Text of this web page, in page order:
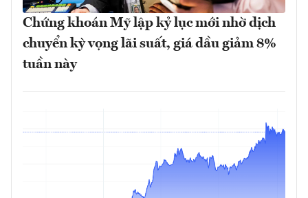
Chứng khoán Mỹ lập kỷ lục mới nhờ dịch
chuyển kỳ vọng lãi suất, giá dầu giảm 8%
tuần này